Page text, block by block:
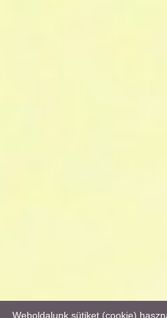
Weboldalunk sütiket (cookie)